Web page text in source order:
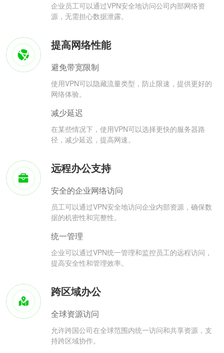
企业员工可以通过VPN安全地访问公司内部网络资
源，无需担心数据泄露。
提高网络性能
避免带宽限制
使用VPN可以隐藏流量类型，防止限速，提供更好的
网络体验。
减少延迟
在某些情况下，使用VPN可以选择更快的服务器路
径，减少延迟，提高网速。
远程办公支持
安全的企业网络访问
员工可以通过VPN安全地访问企业内部资源，确保数
据的机密性和完整性。
统一管理
企业可以通过VPN统一管理和监控员工的远程访问，
提高安全性和管理效率。
跨区域办公
全球资源访问
允许跨国公司在全球范围内统一访问和共享资源，支
持跨区域协作。